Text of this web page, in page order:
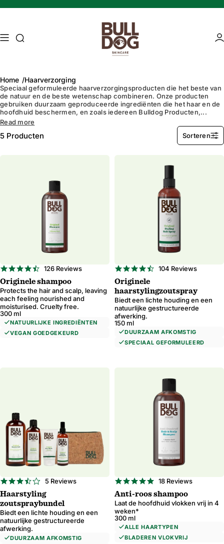
Toegang tot zoekopdracht
Mature skin Energising Skincare
Home Haarverzorging
Speciaal geformuleerde haarverzorgingsproducten die het beste van
de natuur en de beste wetenschap combineren. Onze producten
gebruiken duurzaam geproduceerde ingrediënten die het haar en de
hoofdhuid beschermen, en zoals iedereen Bulldog Producten,...
Read more
5 Producten Sorteren
4.7
star
rating
126 Reviews
Originele shampoo
Protects the hair and scalp, leaving
each feeling nourished and
moisturised. Cruelty free.
300 ml
NATUURLIJKE INGREDIËNTEN
VEGAN GOEDGEKEURD
4.5
104 Reviews
Originele
haarstylingzoutspray
Biedt een lichte houding en een
natuurlijke gestructureerde
afwerking.
150 ml
DUURZAAM AFKOMSTIG
SPECIAAL GEFORMULEERD
3.4
star
rating
5 Reviews
Haarstyling
zoutspraybundel
Biedt een lichte houding en een
natuurlijke gestructureerde
afwerking.
DUURZAAM AFKOMSTIG
4.8
star
rating
18 Reviews
Anti-roos shampoo
Laat de hoofdhuid vlokken vrij in 4
weken*
300 ml
ALLE HAARTYPEN
BLADEREN VLOKVRIJ